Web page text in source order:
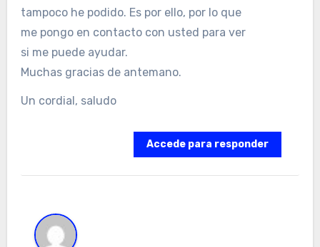
tampoco he podido. Es por ello, por lo que
me pongo en contacto con usted para ver
si me puede ayudar.
Muchas gracias de antemano.
Un cordial, saludo
Accede para responder